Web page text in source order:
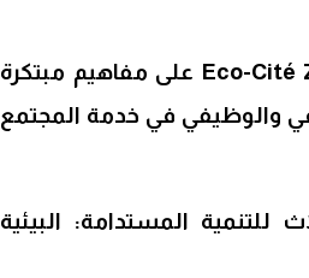
بالإضافة إلى التنمية الاقتصادية ، يعتمد Eco-Cité Zenata على مفاهيم مبتكرة
والوظيفي في خدمة المجتمع
للتنمية المستدامة: البيئية